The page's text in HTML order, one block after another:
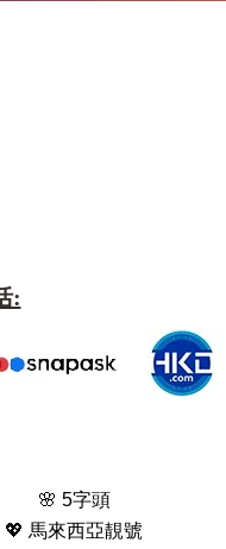
:
🌸 5字頭
💖 馬來西亞靚號